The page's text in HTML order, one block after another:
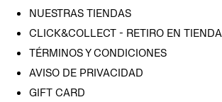
NUESTRAS TIENDAS
CLICK&COLLECT - RETIRO EN TIENDA
TÉRMINOS Y CONDICIONES
AVISO DE PRIVACIDAD
GIFT CARD